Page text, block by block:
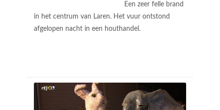
Een zeer felle brand
in het centrum van Laren. Het vuur ontstond
afgelopen nacht in een houthandel.